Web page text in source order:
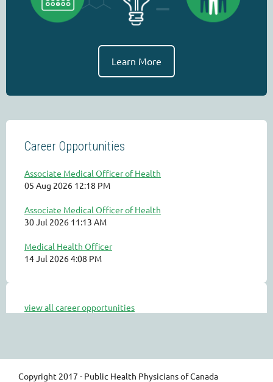
Learn More
Career Opportunities
Associate Medical Officer of Health
05 Aug 2026 12:18 PM
Associate Medical Officer of Health
30 Jul 2026 11:13 AM
Medical Health Officer
14 Jul 2026 4:08 PM
view all career opportunities
Copyright 2017 - Public Health Physicians of Canada